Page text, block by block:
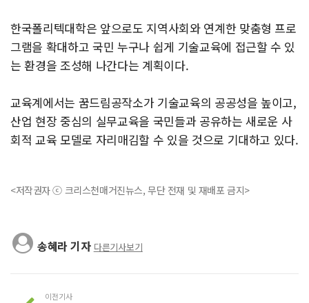
한국폴리텍대학은 앞으로도 지역사회와 연계한 맞춤형 프로
그램을 확대하고 국민 누구나 쉽게 기술교육에 접근할 수 있
는 환경을 조성해 나간다는 계획이다.
교육계에서는 꿈드림공작소가 기술교육의 공공성을 높이고,
산업 현장 중심의 실무교육을 국민들과 공유하는 새로운 사
회적 교육 모델로 자리매김할 수 있을 것으로 기대하고 있다.
<저작권자 ⓒ 크리스천매거진뉴스, 무단 전재 및 재배포 금지>
송혜라 기자 다른기사보기
이전기사